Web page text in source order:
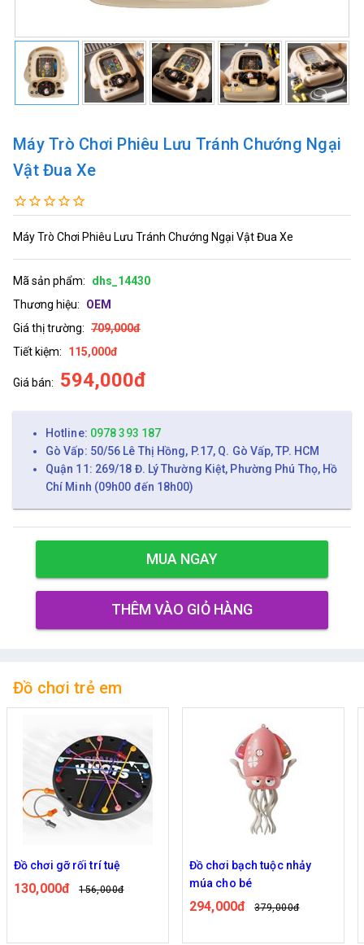
Máy Trò Chơi Phiêu Lưu Tránh Chướng Ngại
Vật Đua Xe
Máy Trò Chơi Phiêu Lưu Tránh Chướng Ngại Vật Đua Xe
Mã sản phẩm:
dhs_14430
Thương hiệu:
OEM
Giá thị trường: 709,000đ
Tiết kiệm:
115,000đ
Giá bán: 594,000đ
Hotline: 0978 393 187
Gò Vấp: 50/56 Lê Thị Hồng, P.17, Q. Gò Vấp, TP. HCM
Quận 11: 269/18 Đ. Lý Thường Kiệt, Phường Phú Thọ, Hồ
Chí Minh (09h00 đến 18h00)
MUA NGAY
THÊM VÀO GIỎ HÀNG
Đồ chơi trẻ em
Đồ chơi gỡ rối trí tuệ
130,000đ 156,000đ
Đồ chơi bạch tuộc nhảy
múa cho bé
294,000đ 379,000đ